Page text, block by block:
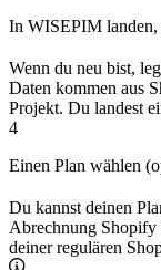
In WISEPIM landen,
Wenn du neu bist,
Daten kommen aus
Projekt. Du landest
4
Einen Plan wählen
Du kannst deinen
Abrechnung Shopify
deiner regulären